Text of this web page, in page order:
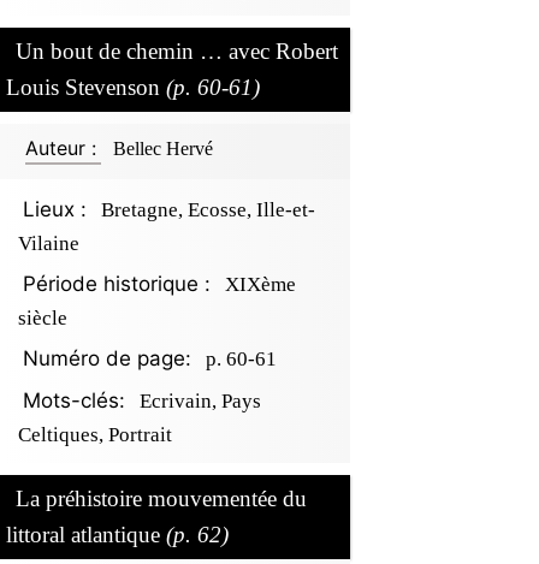
Un bout de chemin … avec Robert
Louis Stevenson (p. 60-61)
Auteur : Bellec Hervé
Lieux :
Bretagne, Ecosse, Ille-et-
Vilaine
Période historique :
XIXème
siècle
Numéro de page: p. 60-61
Mots-clés:
Ecrivain, Pays
Celtiques, Portrait
La préhistoire mouvementée du
littoral atlantique (p. 62)